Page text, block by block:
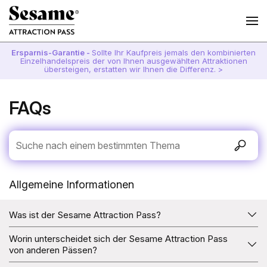
Ersparnis-Garantie - Sollte Ihr Kaufpreis jemals den kombinierten
Einzelhandelspreis der von Ihnen ausgewählten Attraktionen
übersteigen, erstatten wir Ihnen die Differenz. >
FAQs
Allgemeine Informationen
Was ist der Sesame Attraction Pass?
Mit dem Sesame Attraction Pass erhalten Sie Eintritt zu
einer Reihe ausgewählter Attraktionen. Sie entscheiden,
wie viele Attraktionen Sie erleben möchten, und mit dem
Worin unterscheidet sich der Sesame Attraction Pass
von anderen Pässen?